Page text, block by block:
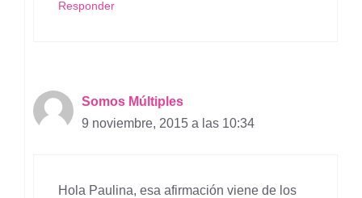
Responder
Somos Múltiples
9 noviembre, 2015 a las 10:34
Hola Paulina, esa afirmación viene de los